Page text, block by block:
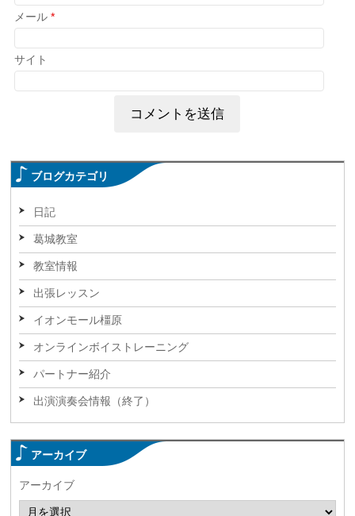
メール*
サイト
ブログカテゴリ
日記
葛城教室
教室情報
出張レッスン
イオンモール橿原
オンラインボイストレーニング
パートナー紹介
出演演奏会情報（終了）
アーカイブ
アーカイブ